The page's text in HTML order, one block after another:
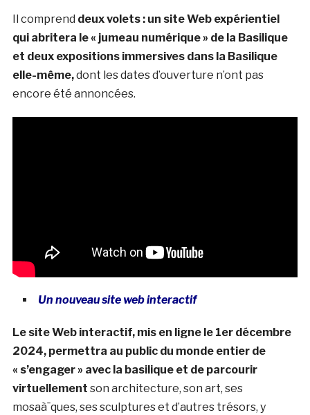
Il comprend deux volets : un site Web expérientiel
qui abritera le « jumeau numérique » de la Basilique
et deux expositions immersives dans la Basilique
elle-même,dont les dates d’ouverture n’ont pas
encore été annoncées.
Un nouveau site web interactif
Le site Web interactif, mis en ligne le 1er décembre
2024, permettra au public du monde entier de
« s’engager » avec la basilique et de parcourir
virtuellement son architecture, son art, ses
mosaà¯ques, ses sculptures et d’autres trésors, y